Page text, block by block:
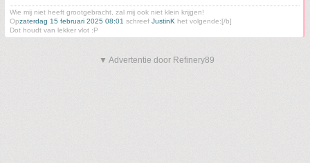
Wie mij niet heeft grootgebracht, zal mij ook niet klein krijgen!
Opzaterdag 15 februari 2025 08:01 schreef JustinK het volgende:[/b]
Dot houdt van lekker vlot :P
▼ Advertentie door Refinery89